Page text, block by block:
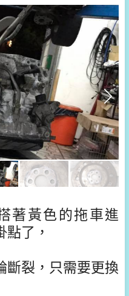
著黃色的拖車進
了，
斷裂，只需要更換